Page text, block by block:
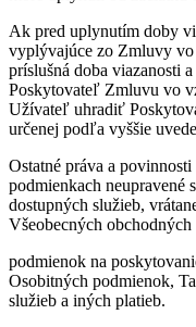
Ak pred uplynutím doby
vyplývajúce zo Zmluvy
príslušná doba viazanosti
Poskytovateľ Zmluvu vo
Užívateľ uhradiť
určenej podľa vyššie
Ostatné práva a
podmienkach neupravené
dostupných služieb,
Všeobecných obchodných
podmienok na
Osobitných podmienok,
služieb a iných platieb.